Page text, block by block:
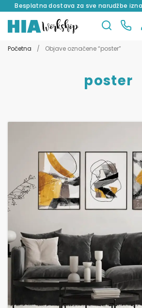
Besplatna dostava za sve narudžbe
na
do
Početna / Objave označene “poster”
poster